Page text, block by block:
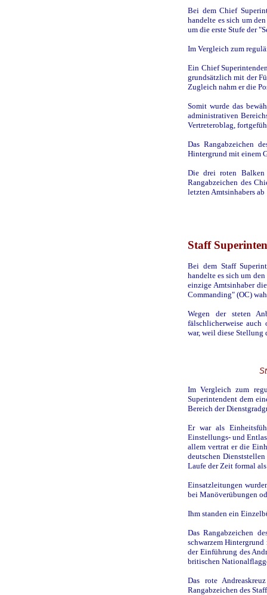
Bei dem Chief
handelte es sich um
um die erste Stufe der
Im Vergleich zum
Ein Chief
grundsätzlich mit der
Zugleich nahm er die
Somit wurde das
administrativen
Vertreteroblag,
Das Rangabzeichen
Hintergrund mit einem
Die drei roten Balken
Rangabzeichen des
letzten Amtsinhabers
Staff
Bei dem Staff
handelte es sich um
einzige Amtsinhaber
Commanding" (OC)
Wegen der steten
fälschlicherweise auch
war, weil diese Stellung
Im Vergleich zum
Superintendent dem
Bereich der
Er war als
Einstellungs- und
allem vertrat er die
deutschen
Laufe der Zeit formal
Einsatzleitungen
bei Manöverübungen
Ihm standen ein
Das Rangabzeichen
schwarzem
der Einführung des
britischen
Das rote
Rangabzeichen des